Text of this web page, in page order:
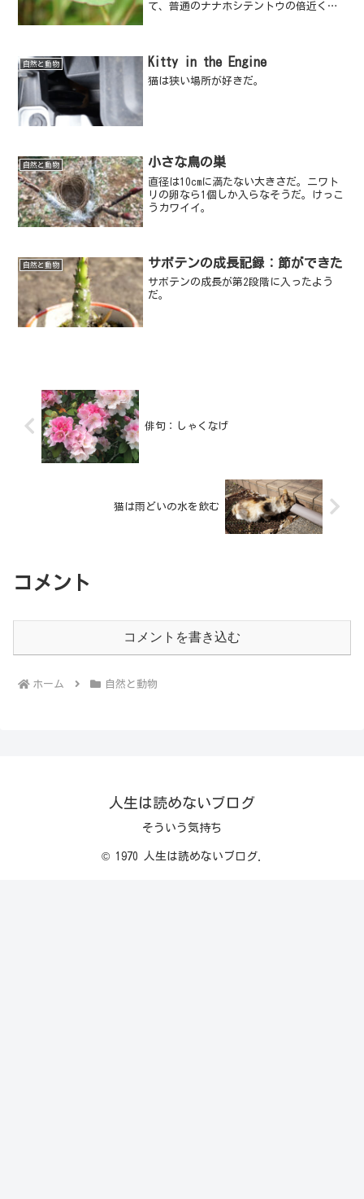
て、普通のナナホシテントウの倍近くに
自然と動物 Kitty in the Engine
猫は狭い場所が好きだ。
自然と動物 小さな鳥の巣
直径は10cmに満たない大きさだ。ニワト
リの卵なら1個しか入らなそうだ。けっこ
うカワイイ。
自然と動物 サボテンの成長記録：節ができた
サボテンの成長が第2段階に入ったよう
だ。
俳句：しゃくなげ
猫は雨どいの水を飲む
コメント
コメントを書き込む
ホーム 自然と動物
人生は読めないブログ
そういう気持ち
© 1970 人生は読めないブログ.